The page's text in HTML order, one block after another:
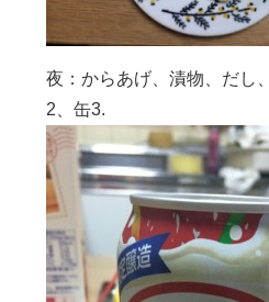
夜：からあげ、漬物、だし
2、缶3.